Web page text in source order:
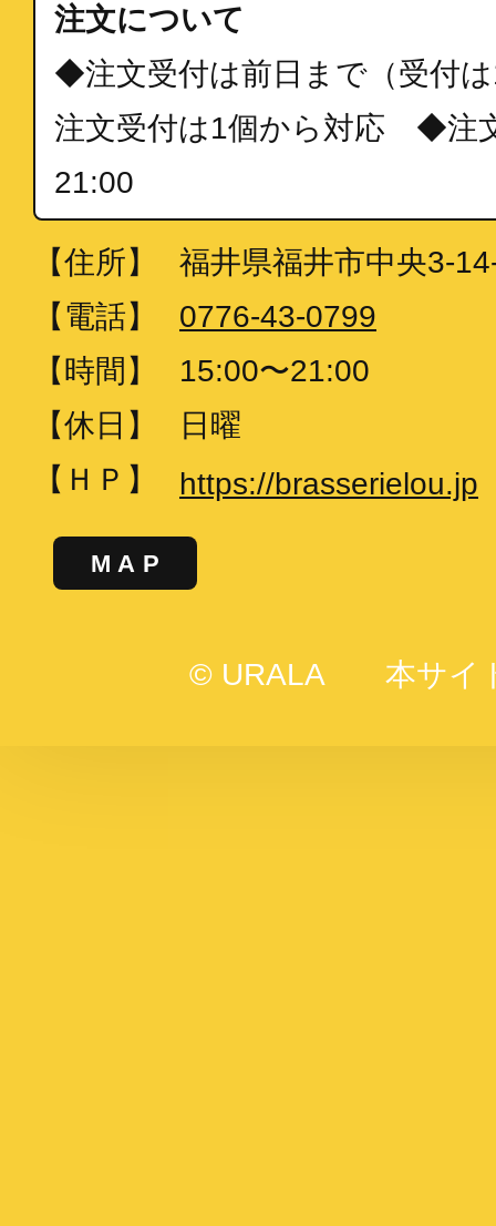
注文について
◆注文受付は前日まで（受付
注文受付は1個から対応 ◆注
21:00
【住所】
福井県福井市中央3-
【電話】
0776-43-0799
【時間】
15:00〜21:00
【休日】
日曜
【ＨＰ】
https://brasserielou.jp
MAP
© URALA 本サイ